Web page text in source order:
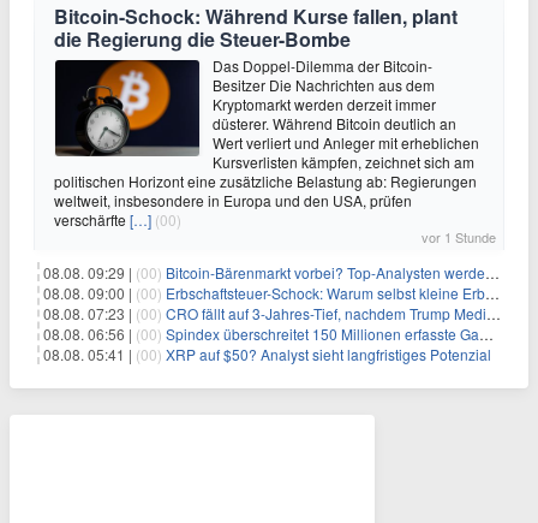
Bitcoin-Schock: Während Kurse fallen, plant
die Regierung die Steuer-Bombe
Das Doppel-Dilemma der Bitcoin-
Besitzer Die Nachrichten aus dem
Kryptomarkt werden derzeit immer
düsterer. Während Bitcoin deutlich an
Wert verliert und Anleger mit erheblichen
Kursverlisten kämpfen, zeichnet sich am
politischen Horizont eine zusätzliche Belastung ab: Regierungen
weltweit, insbesondere in Europa und den USA, prüfen
verschärfte […] (00)
vor 1 Stunde
08.08. 09:29 | (00) Bitcoin-Bärenmarkt vorbei? Top-Analysten werden optimistisch, aber die Geschichte sagt etwas anderes
08.08. 09:00 | (00) Erbschaftsteuer-Schock: Warum selbst kleine Erbschaften den Fiskus Millionen kosten
08.08. 07:23 | (00) CRO fällt auf 3-Jahres-Tief, nachdem Trump Media zwei große Crypto.com-Deals storniert
08.08. 06:56 | (00) Spindex überschreitet 150 Millionen erfasste Gaming-Ereignisse in Echtzeit-Datenpipeline
08.08. 05:41 | (00) XRP auf $50? Analyst sieht langfristiges Potenzial